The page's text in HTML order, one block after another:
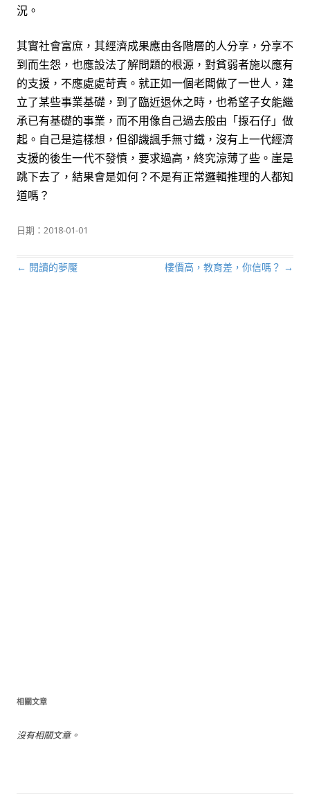
況。
其實社會富庶，其經濟成果應由各階層的人分享，分享不
到而生怨，也應設法了解問題的根源，對貧弱者施以應有
的支援，不應處處苛責。就正如一個老闆做了一世人，建
立了某些事業基礎，到了臨近退休之時，也希望子女能繼
承已有基礎的事業，而不用像自己過去般由「揼石仔」做
起。自己是這樣想，但卻譏諷手無寸鐵，沒有上一代經濟
支援的後生一代不發憤，要求過高，終究涼薄了些。崖是
跳下去了，結果會是如何？不是有正常邏輯推理的人都知
道嗎？
日期： 2018-01-01
文章導航列
← 閱讀的夢魘 樓價高，教育差，你信嗎？ →
相關文章
沒有相關文章。